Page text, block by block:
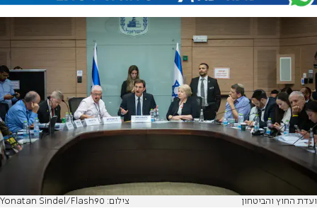
ועדת החוץ והביטחון צילום: Yonatan Sindel/Flash90